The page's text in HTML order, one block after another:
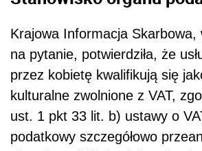
Krajowa Informacja Skarbowa,
na pytanie, potwierdziła, że
przez kobietę kwalifikują się
kulturalne zwolnione z VAT,
ust. 1 pkt 33 lit. b) ustawy o
podatkowy szczegółowo